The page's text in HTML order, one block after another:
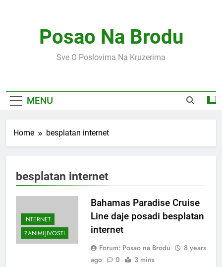
Posao Na Brodu
Sve O Poslovima Na Kruzerima
MENU
Home besplatan internet
besplatan internet
INTERNET
ZANIMLJIVOSTI
Bahamas Paradise Cruise
Line daje posadi besplatan
internet
Forum: Posao na Brodu
8 years
ago
0 3 mins